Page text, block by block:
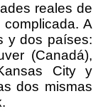
reales de
A
y dos países:
(Canadá),
City y
dos mismas